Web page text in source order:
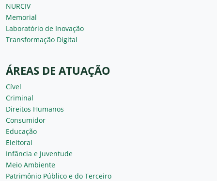
NURCIV
Memorial
Laboratório de Inovação
Transformação Digital
ÁREAS DE ATUAÇÃO
Cível
Criminal
Direitos Humanos
Consumidor
Educação
Eleitoral
Infância e Juventude
Meio Ambiente
Patrimônio Público e do Terceiro